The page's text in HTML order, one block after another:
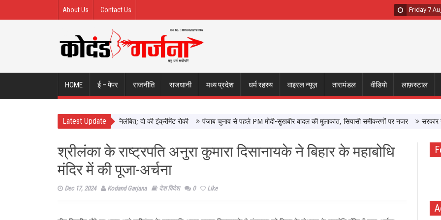
About Us Contact Us Friday 7
HOME ई – पेपर राजनीति राजधानी मध्य प्रदेश धर्म रहस्य वाइरल न्यूज़ तारामंडल वीडियो लाफ़स्टाल
Latest Update
छिंदवाड़ा में दिखाई सख्ती, 3 अधिकारी निलंबित; दो की इंक्रीमेंट रोकी पंजाब चुनाव से पहले PM मोदी-सुखबीर बादल की मुलाकात, सियासी समीकरणों पर नजर सरकार के साथ
श्रीलंका के राष्ट्रपति अनुरा कुमारा दिसानायके ने बिहार के महाबोधि
मंदिर में की पूजा-अर्चना
Dec 17, 2024 Kodand Garjana देश विदेश 0 Like